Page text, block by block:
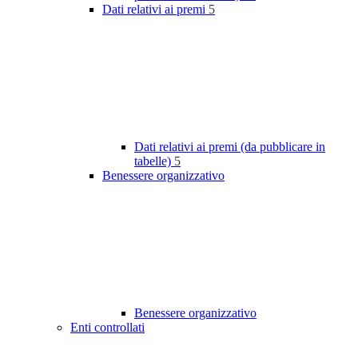
Dati relativi ai premi 5
Dati relativi ai premi (da pubblicare in
tabelle) 5
Benessere organizzativo
Benessere organizzativo
Enti controllati